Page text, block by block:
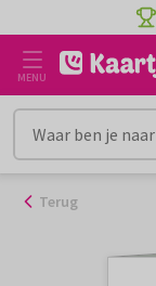
naar
inhoud
MENU
Terug